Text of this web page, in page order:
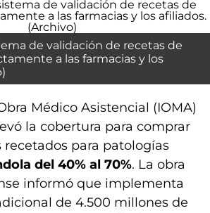
de validación de recetas de
a las farmacias y los
Médico Asistencial (IOMA)
la cobertura para comprar
para patologías
del 40% al 70%. La obra
informó que implementa
de 4.500 millones de